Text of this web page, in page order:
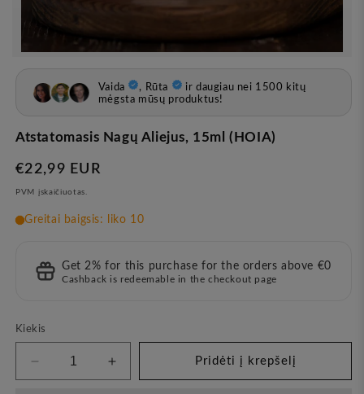
modale
Atstatomasis Nagų Aliejus, 15ml (HOIA)
Įprasta
kaina
€22,99 EUR
PVM įskaičiuotas.
Get 2% for this purchase for the orders above €0
Cashback is redeemable in the checkout page
Kiekis
Sumažinkite
kiekį
Padidinkite
kiekį
Pridėti į krepšelį